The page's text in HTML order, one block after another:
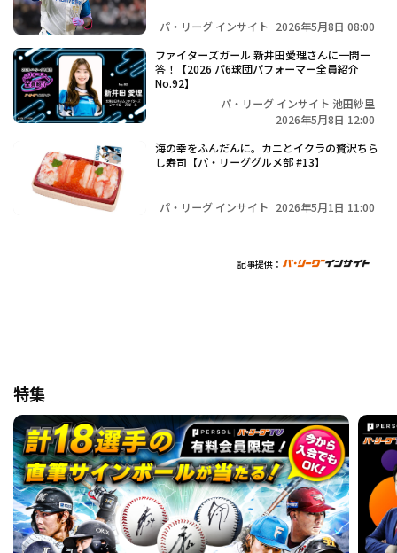
パ・リーグ インサイト 2026年5月8日 08:00
ファイターズガール 新井田愛理さんに一問一
答！【2026 パ6球団パフォーマー全員紹介
No.92】
パ・リーグ インサイト 池田紗里
2026年5月8日 12:00
海の幸をふんだんに。カニとイクラの贅沢ちら
し寿司【パ・リーググルメ部 #13】
パ・リーグ インサイト 2026年5月1日 11:00
記事提供：
特集